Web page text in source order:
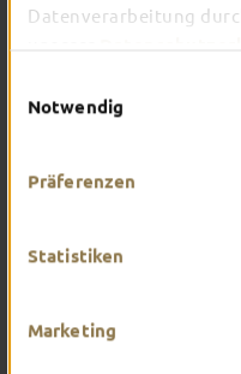
Datenverarbeitung
Notwendig
Präferenzen
Statistiken
Marketing